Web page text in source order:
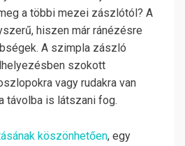
a többi mezei zászlótól? A
hiszen már ránézésre
A szimpla zászló
szokott
vagy rudakra van
távolba is látszani fog.
köszönhetően, egy